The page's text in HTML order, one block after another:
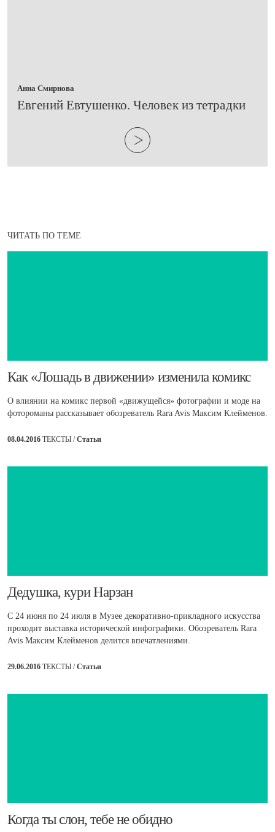
Анна Смирнова
Евгений Евтушенко. Человек из тетрадки
ЧИТАТЬ ПО ТЕМЕ
​Как «Лошадь в движении» изменила комикс
О влиянии на комикс первой «движущейся» фотографии и моде на
фотороманы рассказывает обозреватель Rara Avis Максим Клейменов.
08.04.2016 ТЕКСТЫ /Статьи
​Дедушка, кури Нарзан
C 24 июня по 24 июля в Музее декоративно-прикладного искусства
проходит выставка исторической инфографики. Обозреватель Rara
Avis Максим Клейменов делится впечатлениями.
29.06.2016 ТЕКСТЫ /Статьи
​Когда ты слон, тебе не обидно